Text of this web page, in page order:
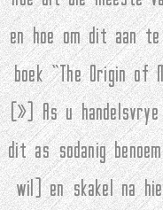
en hoe om dit aan te
boek “The Origin of
(») As u
dit as sodanig
wil) en skakel na